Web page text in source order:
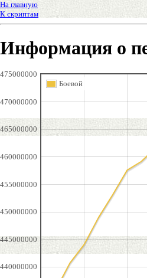
На главную
К скриптам
Информация о
440000000
445000000
450000000
455000000
460000000
465000000
470000000
475000000
Боевой